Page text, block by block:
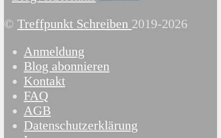
© Treffpunkt Schreiben 2019-2026
Anmeldung
Blog abonnieren
Kontakt
FAQ
AGB
Datenschutzerklärung